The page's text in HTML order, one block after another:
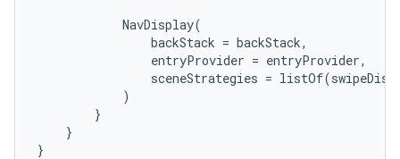
NavDisplay(
backStack = backStack,
entryProvider = entryProvider,
sceneStrategies = listOf(
)
}
}
}